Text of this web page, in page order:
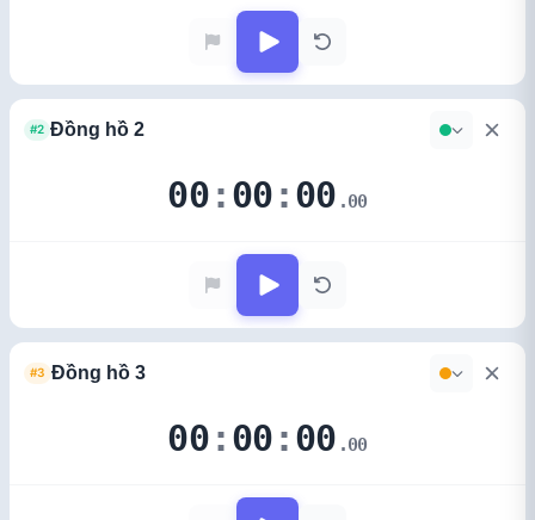
#2
00 : 00 : 00 .00
#3
00 : 00 : 00 .00